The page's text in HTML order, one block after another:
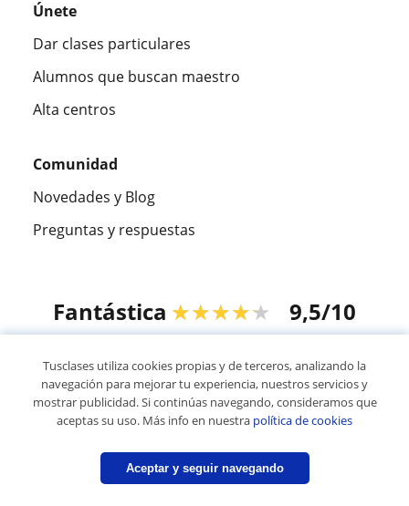
Únete
Dar clases particulares
Alumnos que buscan maestro
Alta centros
Comunidad
Novedades y Blog
Preguntas y respuestas
Fantástica ★★★★★ 9,5/10
© 2007 - 2026 Tusclases.mx
Mapa web:Profesores particulares
Tusclases utiliza cookies propias y de terceros, analizando la
navegación para mejorar tu experiencia, nuestros servicios y
mostrar publicidad. Si continúas navegando, consideramos que
aceptas su uso. Más info en nuestra política de cookies
Aceptar y seguir navegando